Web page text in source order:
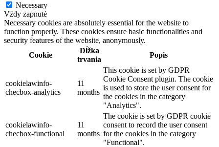
Necessary
Vždy zapnuté
Necessary cookies are absolutely essential for the website to
function properly. These cookies ensure basic functionalities and
security features of the website, anonymously.
Cookie
Dĺžka
trvania
Popis
cookielawinfo-
checbox-analytics
11
months
This cookie is set by GDPR
Cookie Consent plugin. The cookie
is used to store the user consent for
the cookies in the category
"Analytics".
cookielawinfo-
checbox-functional
11
months
The cookie is set by GDPR cookie
consent to record the user consent
for the cookies in the category
"Functional".